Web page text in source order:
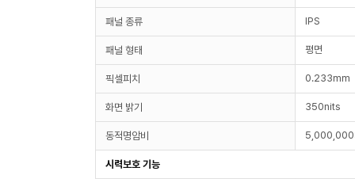
패널 종류 IPS
패널 형태 평면
픽셀피치 0.233mm
화면 밝기 350nits
동적명암비
시력보호 기능